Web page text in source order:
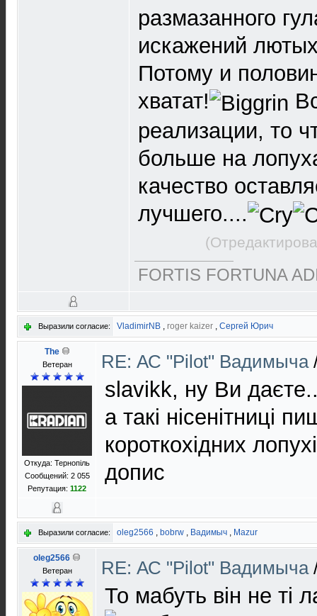
размазанного
искажений
Потому и
хватат!
реализации, то
больше на
качество
лучшего....
FORTIS FORTUNA
Выразили согласие: VladimirNB , roger kaizer , Сергей Юрич
The
Ветеран
Откуда: Тернопіль
Сообщений: 2 055
Репутация: 1122
RE: АС "Pilot" Вадимыча
slavikk, ну Ви
а такі нісенітниці
короткохідних
допис
Выразили согласие: oleg2566 , bobrw , Вадимыч , Mazur
oleg2566
Ветеран RE: АС "Pilot" Вадимыча
То мабуть він не ті